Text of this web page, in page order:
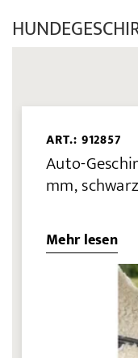
ART.: 912857
Auto-
mm, schwarz
Mehr lesen